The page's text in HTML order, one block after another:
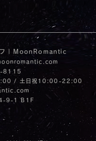
フ | MoonRomantic
8115
/ 土日祝10:00-22:00
4-9-1 B1F